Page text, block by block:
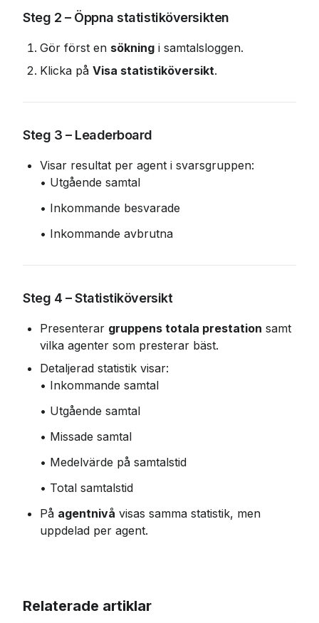
Steg 2 – Öppna statistiköversikten
Gör först en sökning i samtalsloggen.
Klicka på Visa statistiköversikt.
Steg 3 – Leaderboard
Visar resultat per agent i svarsgruppen:
• Utgående samtal
• Inkommande besvarade
• Inkommande avbrutna
Steg 4 – Statistiköversikt
Presenterar gruppens totala prestation samt
vilka agenter som presterar bäst.
Detaljerad statistik visar:
• Inkommande samtal
• Utgående samtal
• Missade samtal
• Medelvärde på samtalstid
• Total samtalstid
På agentnivå visas samma statistik, men
uppdelad per agent.
Relaterade artiklar